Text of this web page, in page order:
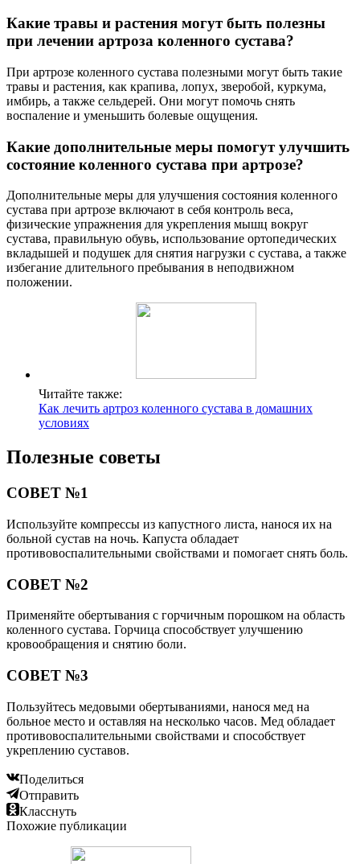
Какие травы и растения могут быть полезны
при лечении артроза коленного сустава?
При артрозе коленного сустава полезными могут быть такие
травы и растения, как крапива, лопух, зверобой, куркума,
имбирь, а также сельдерей. Они могут помочь снять
воспаление и уменьшить болевые ощущения.
Какие дополнительные меры помогут улучшить
состояние коленного сустава при артрозе?
Дополнительные меры для улучшения состояния коленного
сустава при артрозе включают в себя контроль веса,
физические упражнения для укрепления мышц вокруг
сустава, правильную обувь, использование ортопедических
вкладышей и подушек для снятия нагрузки с сустава, а также
избегание длительного пребывания в неподвижном
положении.
Читайте также:
Как лечить артроз коленного сустава в домашних
условиях
Полезные советы
СОВЕТ №1
Используйте компрессы из капустного листа, нанося их на
больной сустав на ночь. Капуста обладает
противовоспалительными свойствами и помогает снять боль.
СОВЕТ №2
Применяйте обертывания с горчичным порошком на область
коленного сустава. Горчица способствует улучшению
кровообращения и снятию боли.
СОВЕТ №3
Пользуйтесь медовыми обертываниями, нанося мед на
больное место и оставляя на несколько часов. Мед обладает
противовоспалительными свойствами и способствует
укреплению суставов.
Поделиться
Отправить
Класснуть
Похожие публикации